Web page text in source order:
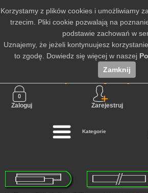
Nie jesteś zalogowany
Zaloguj Zarejestruj
Kategorie
Korzystamy z plików cookies i umożliwiamy
trzecim. Pliki cookie pozwalają na
podstawie zachowań w
Uznajemy, że jeżeli kontynuujesz
to zgodę. Dowiedz się więcej w naszej
Zamknij